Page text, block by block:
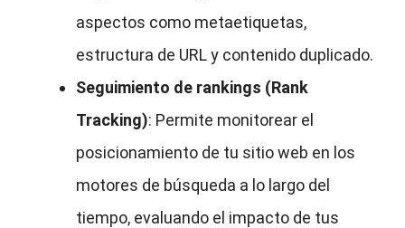
aspectos como metaetiquetas,
estructura de URL y contenido duplicado.
Seguimiento de rankings (Rank
Tracking): Permite monitorear el
posicionamiento de tu sitio web en los
motores de búsqueda a lo largo del
tiempo, evaluando el impacto de tus